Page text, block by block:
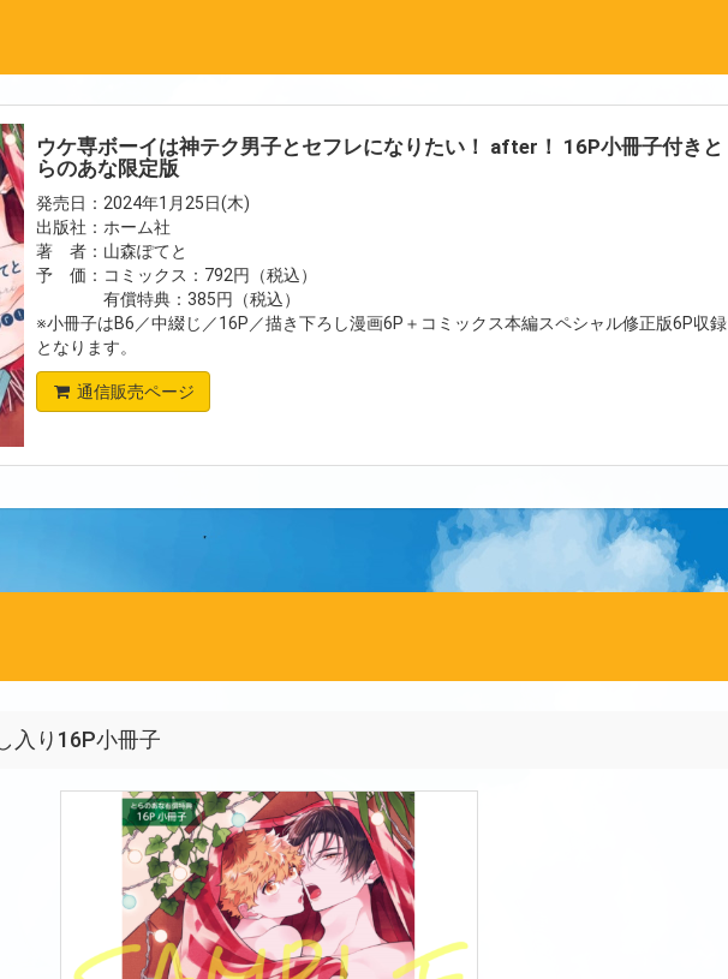
ウケ専ボーイは神テク男子とセフレになりたい！ after！ 16P小冊子付きと
らのあな限定版
発売日：2024年1月25日(木)
出版社：ホーム社
著 者：山森ぽてと
予 価：コミックス：792円（税込）
有償特典：385円（税込）
※小冊子はB6／中綴じ／16P／描き下ろし漫画6P＋コミックス本編スペシャル修正版6P収録
となります。
通信販売ページ
入り16P小冊子